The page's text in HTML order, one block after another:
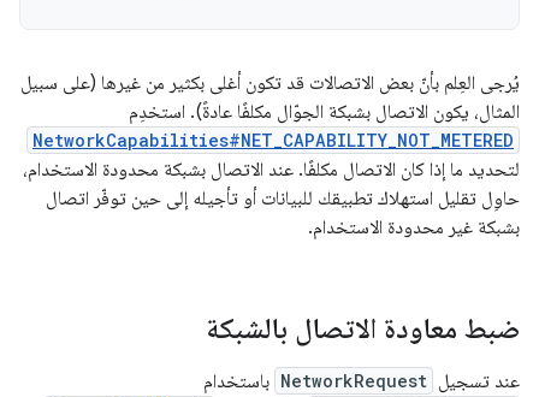
يُرجى العِلم بأنّ بعض الاتصالات قد تكون أغلى بكثير من غيرها (على سبيل
المثال، يكون الاتصال بشبكة الجوّال مكلفًا عادةً). استخدِم
NetworkCapabilities#NET_CAPABILITY_NOT_METERED
لتحديد ما إذا كان الاتصال مكلفًا. عند الاتصال بشبكة محدودة الاستخدام،
حاوِل تقليل استهلاك تطبيقك للبيانات أو تأجيله إلى حين توفّر اتصال
بشبكة غير محدودة الاستخدام.
ضبط معاودة الاتصال بالشبكة
عند تسجيل NetworkRequest باستخدام